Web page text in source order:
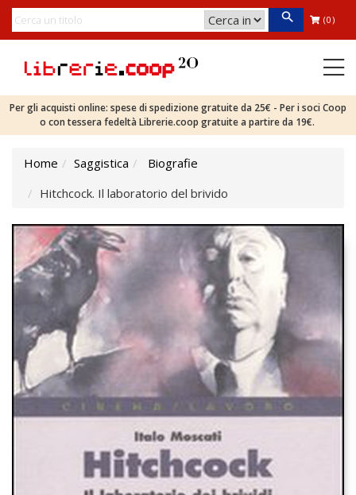
(0)
Per gli acquisti online: spese di spedizione gratuite da 25€ - Per i soci Coop
o con tessera fedeltà Librerie.coop gratuite a partire da 19€.
Home Saggistica
Biografie
Hitchcock. Il laboratorio del brivido